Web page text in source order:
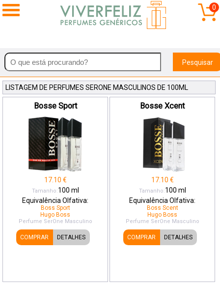
0
Pesquisar
LISTAGEM DE PERFUMES SERONE MASCULINOS DE 100ML
Bosse Sport
17.10 €
Tamanho:100 ml
Equivalência Olfativa:
Boss Sport
Hugo Boss
Perfume SerOne Masculino
COMPRAR DETALHES
Bosse Xcent
17.10 €
Tamanho:100 ml
Equivalência Olfativa:
Boss Scent
Hugo Boss
Perfume SerOne Masculino
COMPRAR DETALHES